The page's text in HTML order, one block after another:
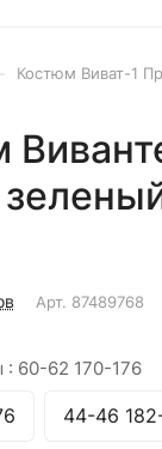
Костюм Виват-1
Арт. 87489768
: 60-62 170-176
44-46